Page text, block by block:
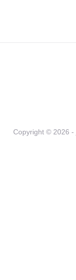
Copyright © 2026 -